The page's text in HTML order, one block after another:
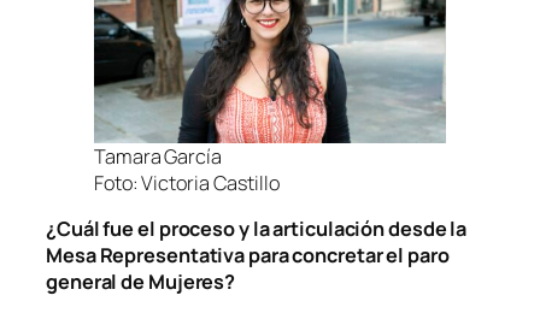
Tamara García
Foto: Victoria Castillo
¿Cuál fue el proceso y la articulación desde la
Mesa Representativa para concretar el paro
general de Mujeres?